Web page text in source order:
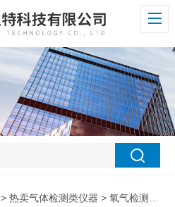
>热卖气体检测类仪器 >氧气检测仪